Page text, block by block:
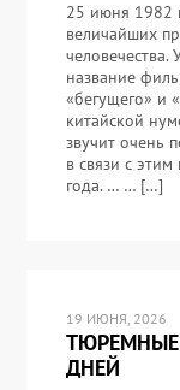
25 июня 1982
величайших
название
«бегущего» и
китайской
звучит очень
в связи с
года. … … […]
19 ИЮНЯ, 2026
ДНЕЙ